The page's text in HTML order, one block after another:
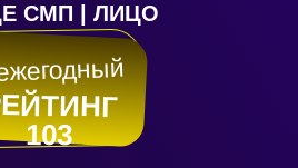
103
СМП | ЛИЦО